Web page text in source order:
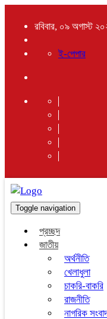
রবিবার, ০৯ অগাস্ট
ই-পেপার
Toggle navigation
প্রচ্ছদ
জাতীয়
অর্থনীতি
খেলাধুলা
চাকরি-বাকরি
রাজনীতি
নাগরিক